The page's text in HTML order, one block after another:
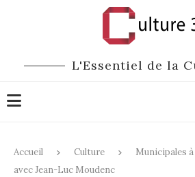
L'Essentiel de la
Accueil Culture
Municipales
avec Jean-Luc Moudenc